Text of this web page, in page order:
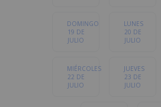
DOMINGO
19 DE
JULIO
LUNES
20 DE
JULIO
MIÉRCOLES
22 DE
JULIO
JUEVES
23 DE
JULIO